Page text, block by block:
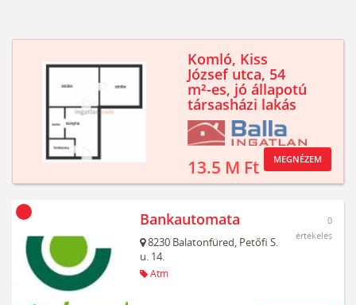
Komló, Kiss
József utca, 54
m²-es, jó állapotú
társasházi lakás
13.5 M Ft MEGNÉZEM
Bankautomata
8230 Balatonfüred, Petőfi S.
u. 14.
Atm
0
értékelés